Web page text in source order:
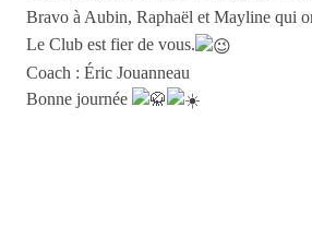
Bravo à Aubin, Raphaël et Mayline qui
Le Club est fier de vous.
Coach : Éric Jouanneau
Bonne journée